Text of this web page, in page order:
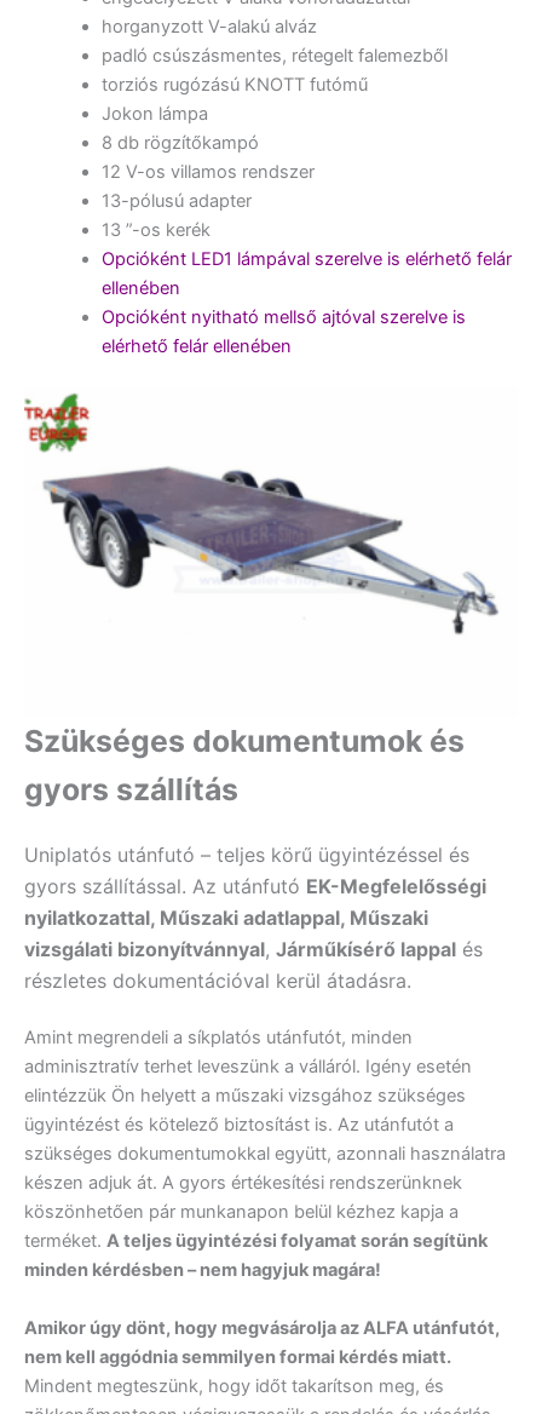
horganyzott V-alakú alváz
padló csúszásmentes, rétegelt falemezből
torziós rugózású KNOTT futómű
Jokon lámpa
8 db rögzítőkampó
12 V-os villamos rendszer
13-pólusú adapter
13 ”-os kerék
Opcióként LED1 lámpával szerelve is elérhető felár
ellenében
Opcióként nyitható mellső ajtóval szerelve is
elérhető felár ellenében
Szükséges dokumentumok és
gyors szállítás
Uniplatós utánfutó – teljes körű ügyintézéssel és
gyors szállítással. Az utánfutó EK-Megfelelősségi
nyilatkozattal, Műszaki adatlappal, Műszaki
vizsgálati bizonyítvánnyal, Járműkísérő lappal és
részletes dokumentációval kerül átadásra.
Amint megrendeli a síkplatós utánfutót, minden
adminisztratív terhet leveszünk a válláról. Igény esetén
elintézzük Ön helyett a műszaki vizsgához szükséges
ügyintézést és kötelező biztosítást is. Az utánfutót a
szükséges dokumentumokkal együtt, azonnali használatra
készen adjuk át. A gyors értékesítési rendszerünknek
köszönhetően pár munkanapon belül kézhez kapja a
terméket. A teljes ügyintézési folyamat során segítünk
minden kérdésben – nem hagyjuk magára!
Amikor úgy dönt, hogy megvásárolja az ALFA utánfutót,
nem kell aggódnia semmilyen formai kérdés miatt.
Mindent megteszünk, hogy időt takarítson meg, és